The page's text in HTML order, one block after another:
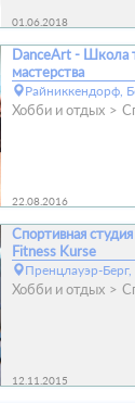
01.06.2018
DanceArt - Школа
мастерства
Райниккендорф,
Хобби и отдых
22.08.2016
Спортивная
Fitness Kurse
Пренцлауэр-
Хобби и отдых
12.11.2015